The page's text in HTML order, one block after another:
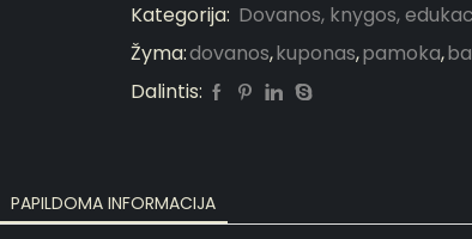
Kategorija: Dovanos, knygos,
Žyma:dovanos,kuponas,pamoka,
Dalintis:
PAPILDOMA INFORMACIJA